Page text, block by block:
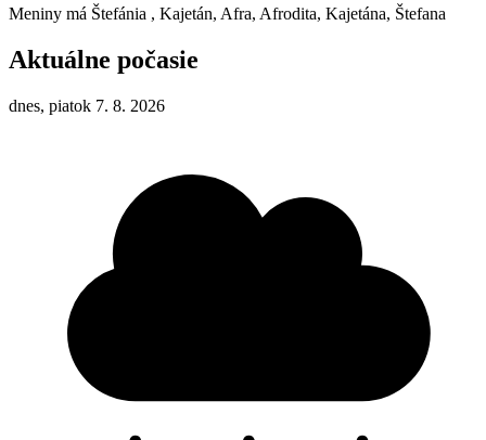
Meniny má Štefánia , Kajetán, Afra, Afrodita, Kajetána, Štefana
Aktuálne počasie
dnes, piatok 7. 8. 2026